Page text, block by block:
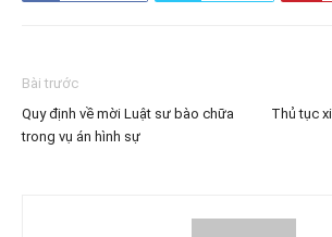
Bài trước
Quy định về mời Luật sư bào chữa
trong vụ án hình sự
Thủ tục